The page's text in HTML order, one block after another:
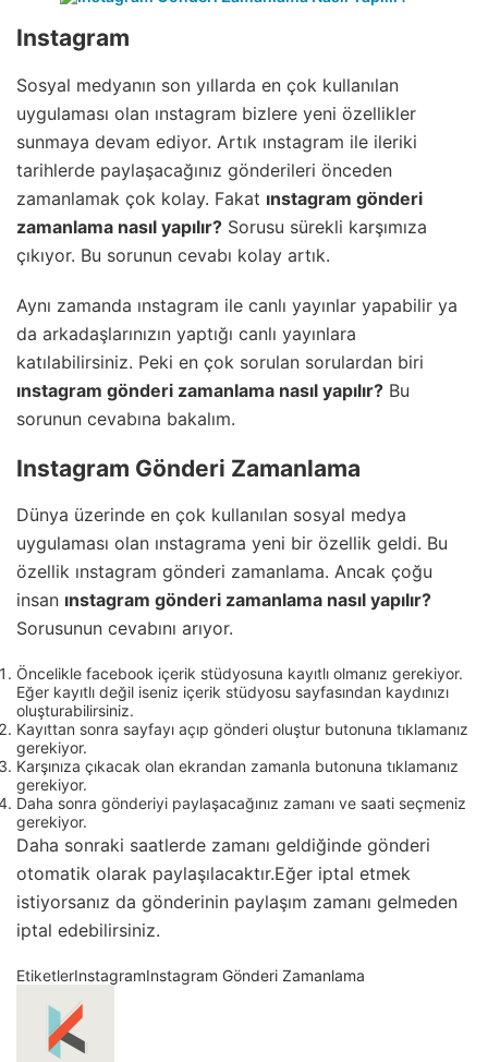
Instagram
Sosyal medyanın son yıllarda en çok kullanılan
uygulaması olan ınstagram bizlere yeni özellikler
sunmaya devam ediyor. Artık ınstagram ile ileriki
tarihlerde paylaşacağınız gönderileri önceden
zamanlamak çok kolay. Fakat ınstagram gönderi
zamanlama nasıl yapılır? Sorusu sürekli karşımıza
çıkıyor. Bu sorunun cevabı kolay artık.
Aynı zamanda ınstagram ile canlı yayınlar yapabilir ya
da arkadaşlarınızın yaptığı canlı yayınlara
katılabilirsiniz. Peki en çok sorulan sorulardan biri
ınstagram gönderi zamanlama nasıl yapılır? Bu
sorunun cevabına bakalım.
Instagram Gönderi Zamanlama
Dünya üzerinde en çok kullanılan sosyal medya
uygulaması olan ınstagrama yeni bir özellik geldi. Bu
özellik ınstagram gönderi zamanlama. Ancak çoğu
insan ınstagram gönderi zamanlama nasıl yapılır?
Sorusunun cevabını arıyor.
Öncelikle facebook içerik stüdyosuna kayıtlı olmanız gerekiyor.
Eğer kayıtlı değil iseniz içerik stüdyosu sayfasından kaydınızı
oluşturabilirsiniz.
Kayıttan sonra sayfayı açıp gönderi oluştur butonuna tıklamanız
gerekiyor.
Karşınıza çıkacak olan ekrandan zamanla butonuna tıklamanız
gerekiyor.
Daha sonra gönderiyi paylaşacağınız zamanı ve saati seçmeniz
gerekiyor.
Daha sonraki saatlerde zamanı geldiğinde gönderi
otomatik olarak paylaşılacaktır.Eğer iptal etmek
istiyorsanız da gönderinin paylaşım zamanı gelmeden
iptal edebilirsiniz.
EtiketlerInstagramInstagram Gönderi Zamanlama